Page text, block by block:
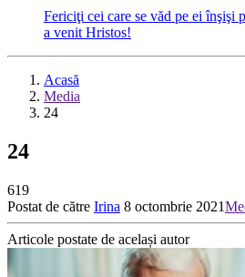
Fericiţi cei care se văd pe ei înşişi
a venit Hristos!
Acasă
Media
24
24
619
Postat de către Irina 8 octombrie 2021
Articole postate de același autor